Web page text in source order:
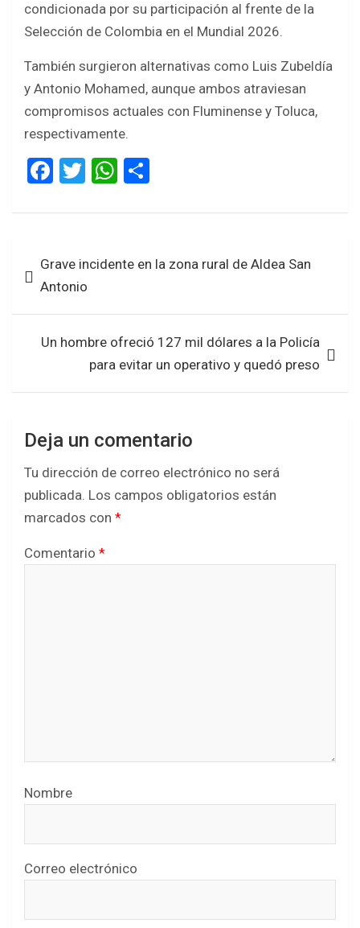
condicionada por su participación al frente de la
Selección de Colombia en el Mundial 2026.
También surgieron alternativas como Luis Zubeldía
y Antonio Mohamed, aunque ambos atraviesan
compromisos actuales con Fluminense y Toluca,
respectivamente.
F
ce
o
o
k
T
tt
W
at
A
p
ar
de Grave incidente en la zona rural de Aldea San
Antonio
Un hombre ofreció 127 mil dólares a la Policía
para evitar un operativo y quedó preso
Deja un comentario
Tu dirección de correo electrónico no será
publicada. Los campos obligatorios están
marcados con *
Comentario *
Nombre
Correo electrónico